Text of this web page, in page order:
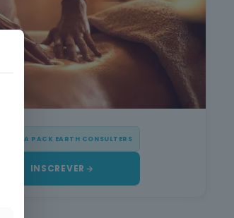
OFERTA PACK EARTH CONSULTERS
INSCREVER